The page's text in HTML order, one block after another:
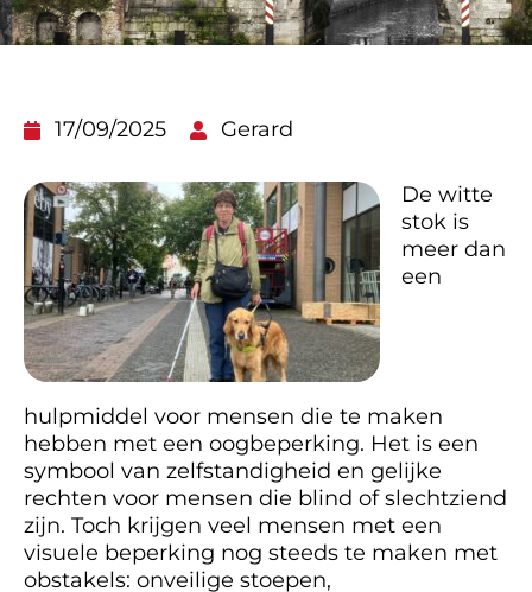
17/09/2025 Gerard
De witte
stok is
meer dan
een
hulpmiddel voor mensen die te maken
hebben met een oogbeperking. Het is een
symbool van zelfstandigheid en gelijke
rechten voor mensen die blind of slechtziend
zijn. Toch krijgen veel mensen met een
visuele beperking nog steeds te maken met
obstakels: onveilige stoepen,